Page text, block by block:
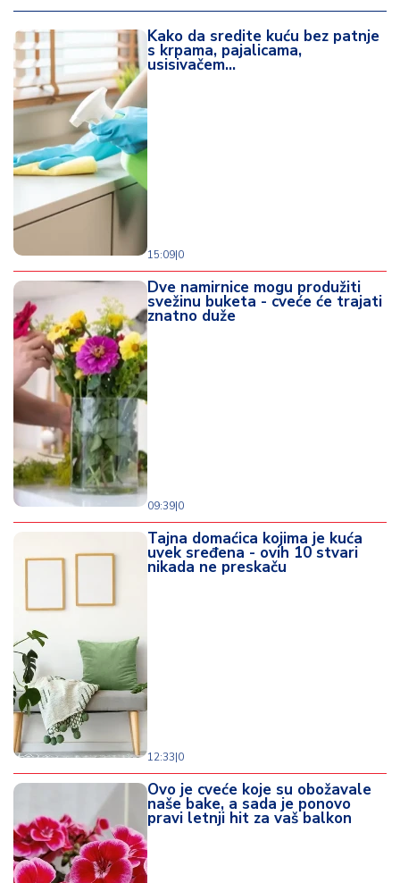
Kako da sredite kuću bez patnje
s krpama, pajalicama,
usisivačem...
15:09|0
Dve namirnice mogu produžiti
svežinu buketa - cveće će trajati
znatno duže
09:39|0
Tajna domaćica kojima je kuća
uvek sređena - ovih 10 stvari
nikada ne preskaču
12:33|0
Ovo je cveće koje su obožavale
naše bake, a sada je ponovo
pravi letnji hit za vaš balkon